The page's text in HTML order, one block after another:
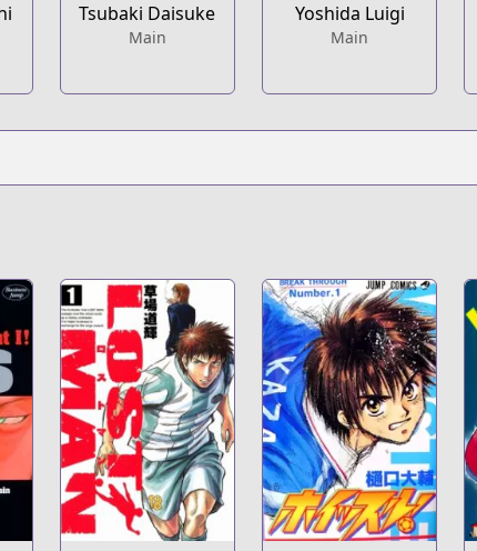
Tsubaki Daisuke
Main
Yoshida Luigi
Main